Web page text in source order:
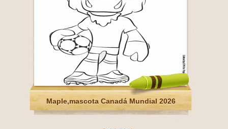
Maple,mascota Canadá Mundial 2026